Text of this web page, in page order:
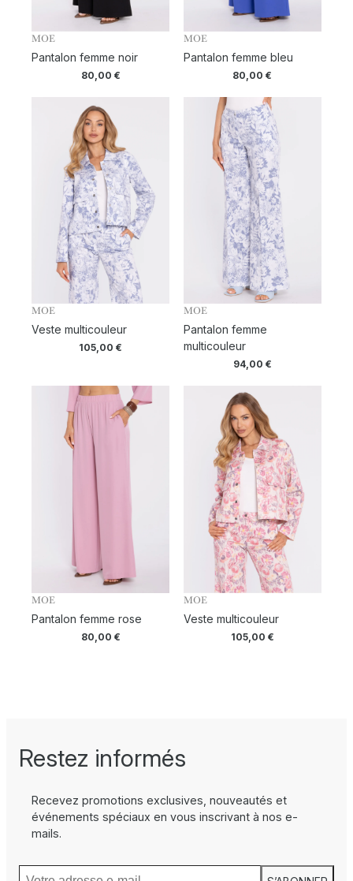
MOE
Pantalon femme noir
80,00 €
MOE
Pantalon femme bleu
80,00€
MOE
Veste multicouleur
105,00€
MOE
Pantalon femme
multicouleur
94,00 €
MOE
Pantalon femme rose
80,00 €
MOE
Veste multicouleur
105,00 €
Restez informés
Recevez promotions exclusives, nouveautés et
événements spéciaux en vous inscrivant à nos e-
mails.